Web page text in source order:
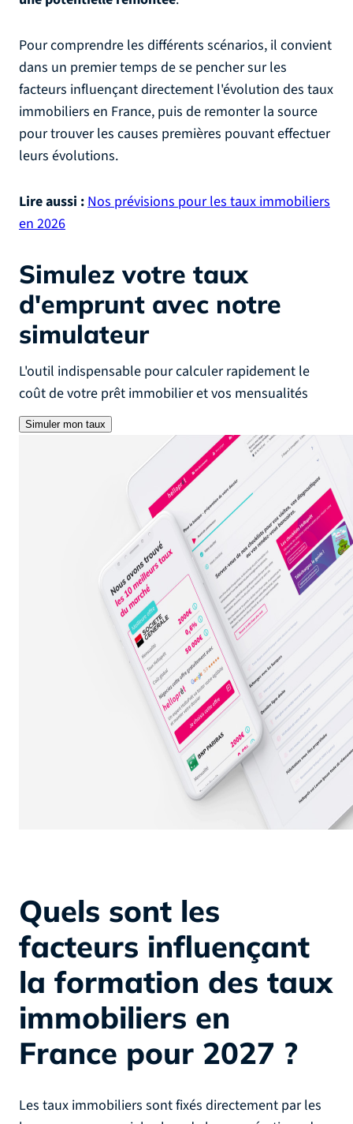
Pour comprendre les différents scénarios, il convient
dans un premier temps de se pencher sur les
facteurs influençant directement l'évolution des taux
immobiliers en France, puis de remonter la source
pour trouver les causes premières pouvant effectuer
leurs évolutions.
Lire aussi :Nos prévisions pour les taux immobiliers
en 2026
Simulez votre taux
d'emprunt avec notre
simulateur
L'outil indispensable pour calculer rapidement le
coût de votre prêt immobilier et vos mensualités
Simuler mon taux
Quels sont les
facteurs influençant
la formation des taux
immobiliers en
France pour 2027 ?
Les taux immobiliers sont fixés directement par les